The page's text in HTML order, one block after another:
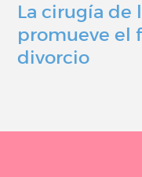
La cirugía de
promueve el
divorcio